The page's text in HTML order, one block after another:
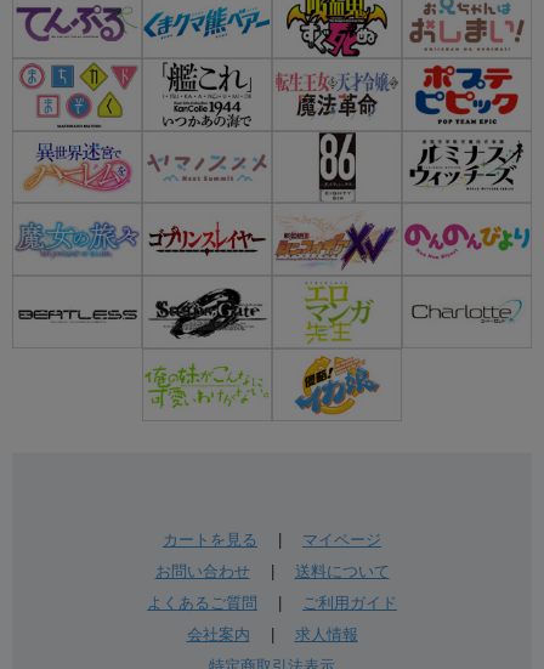
カートを見る
マイページ
お問い合わせ| 送料について
よくあるご質問
ご利用ガイド
会社案内
求人情報